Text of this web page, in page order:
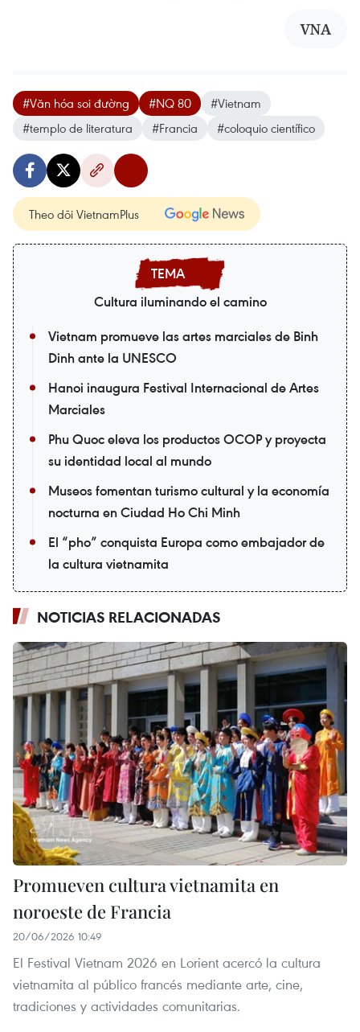
VNA
#Văn hóa soi đường #NQ 80
#Vietnam
#templo de literatura
#Francia #coloquio científico
Theo dõi VietnamPlus
Cultura iluminando el camino
Vietnam promueve las artes marciales de Binh
Dinh ante la UNESCO
Hanoi inaugura Festival Internacional de Artes
Marciales
Phu Quoc eleva los productos OCOP y proyecta
su identidad local al mundo
Museos fomentan turismo cultural y la economía
nocturna en Ciudad Ho Chi Minh
El “pho” conquista Europa como embajador de
la cultura vietnamita
NOTICIAS RELACIONADAS
Promueven cultura vietnamita en
noroeste de Francia
20/06/2026 10:49
El Festival Vietnam 2026 en Lorient acercó la cultura
vietnamita al público francés mediante arte, cine,
tradiciones y actividades comunitarias.